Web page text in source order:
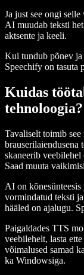
Ja just see ongi
AI muudab teksti
aktsente ja keeli.
Kui tundub põnev ja
Speechify on tasuta
Kuidas
tehnoloogia?
Tavaliselt toimib see
brauserilaiendusena
skaneerib
Saad muuta
AI on kõnesünteesis
vormindatud teksti
hääled on ajalugu.
Paigaldades TTS
veebilehelt, lasta
võimalused samad
ka Windowsiga.